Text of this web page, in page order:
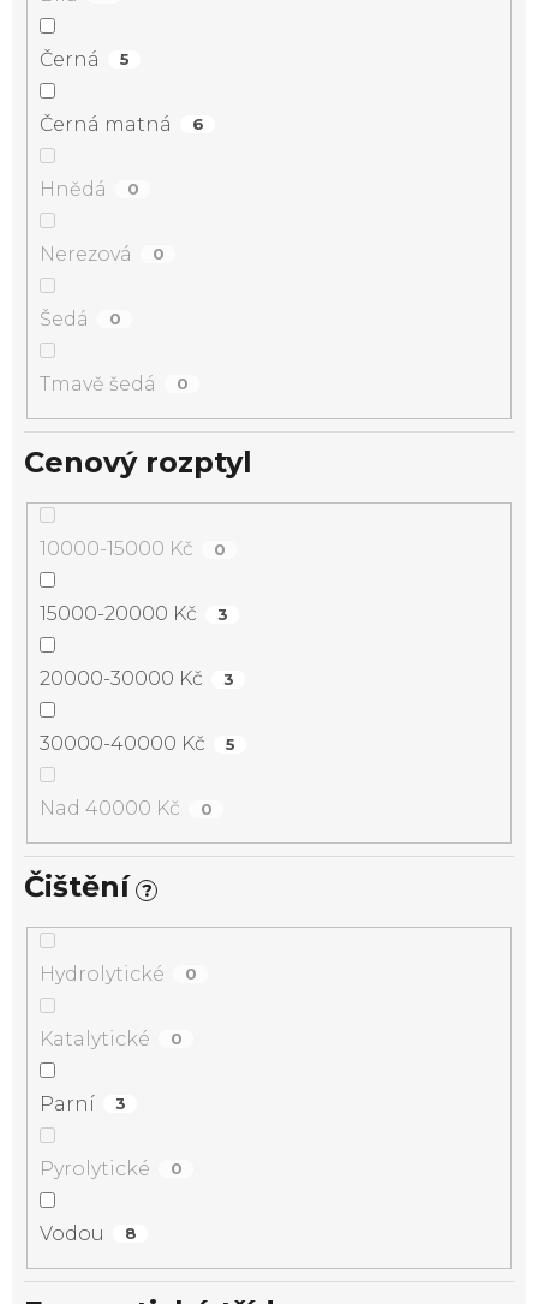
Černá 5
Černá matná 6
Hnědá 0
Nerezová 0
Šedá 0
Tmavě šedá 0
Cenový rozptyl
10000-15000 Kč 0
15000-20000 Kč 3
20000-30000 Kč 3
30000-40000 Kč 5
Nad 40000 Kč 0
Čištění ?
Hydrolytické 0
Katalytické 0
Parní 3
Pyrolytické 0
Vodou 8